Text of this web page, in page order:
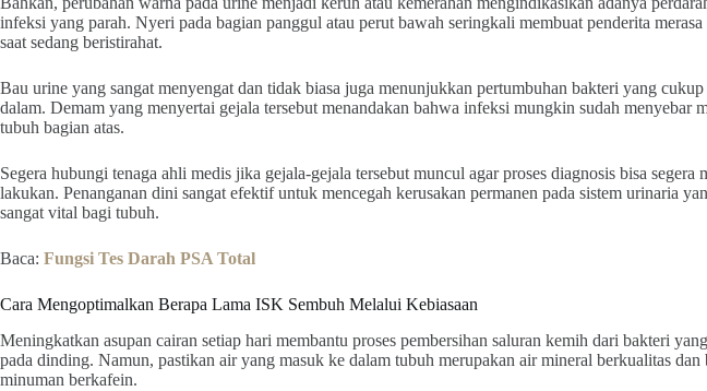
infeksi yang parah. Nyeri pada bagian panggul atau perut bawah seringkali membuat penderita
saat sedang beristirahat.
Bau urine yang sangat menyengat dan tidak biasa juga menunjukkan pertumbuhan bakteri yang cukup
dalam. Demam yang menyertai gejala tersebut menandakan bahwa infeksi mungkin sudah menyebar
tubuh bagian atas.
Segera hubungi tenaga ahli medis jika gejala-gejala tersebut muncul agar proses diagnosis bisa segera
lakukan. Penanganan dini sangat efektif untuk mencegah kerusakan permanen pada sistem urinaria
sangat vital bagi tubuh.
Baca: Fungsi Tes Darah PSA Total
Cara Mengoptimalkan Berapa Lama ISK Sembuh Melalui Kebiasaan
Meningkatkan asupan cairan setiap hari membantu proses pembersihan saluran kemih dari bakteri
pada dinding. Namun, pastikan air yang masuk ke dalam tubuh merupakan air mineral berkualitas dan
minuman berkafein.